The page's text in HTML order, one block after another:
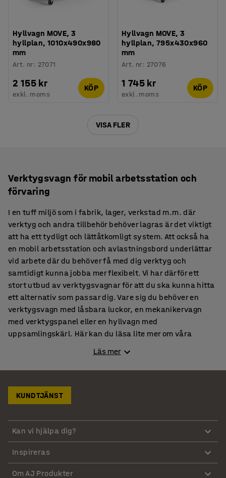
Hyllvagn MOVE, 3
hyllplan, 1010x490x980
mm
Art. nr: 27071
2 155 kr
exkl. moms
KÖP
Hyllvagn MOVE, 3
hyllplan, 795x430x960
mm
Art. nr: 27076
1 745 kr
exkl. moms
KÖP
VISA FLER
Verktygsvagn för mobil arbetsstation och
förvaring
I en tuff miljö som i fabrik, lager, verkstad m.m. där
verktyg och andra tillbehör behöver lagras är det viktigt
att ha ett tydligt och lättåtkomligt system. Att också ha
en mobil arbetsstation och avlastningsbord underlättar
vid arbete där du behöver få med dig verktyg och
samtidigt kunna jobba mer flexibelt. Vi har därför ett
stort utbud av verktygsvagnar för att du ska kunna hitta
ett alternativ som passar dig. Vare sig du behöver en
verktygsvagn med låsbara luckor, en mekanikervagn
med verktygspanel eller en hyllvagn med
uppsamlingskärl. Här kan du läsa lite mer om våra
Bänkskiva
Handverktyg
Läs mer
KUNDTJÄNST
Kan vi hjälpa dig?
Inspireras
Om AJ Produkter